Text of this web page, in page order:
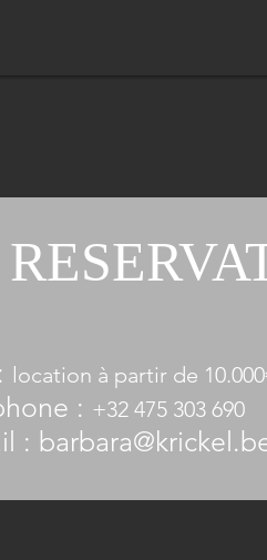
location à partir de
: +32 475 303 690
: